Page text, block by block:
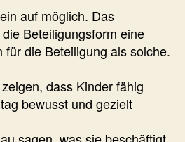
auf möglich. Das
Beteiligungsform eine
für die Beteiligung als solche.
dass Kinder fähig
bewusst und gezielt